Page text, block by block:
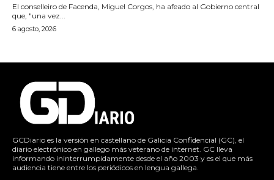
El conselleiro de Facenda, Miguel Corgos, ha afeado al Gobierno central
que, "una vez...
6 agosto, 2026
GCDiario es la versión en castellano de Galicia Confidencial (GC), el
diario electrónico en gallego más veterano de internet. GC lleva
informando ininterrumpidamente desde el año 2003 y es el que más
audiencia tiene entre los periódicos en lengua gallega.